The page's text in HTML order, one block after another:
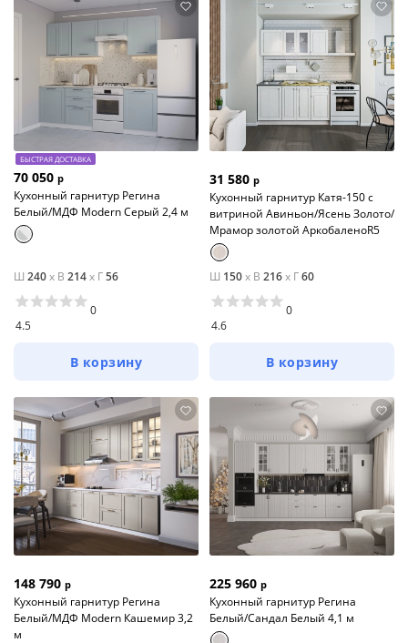
БЫСТРАЯ ДОСТАВКА
70 050 р
Кухонный гарнитур Регина
Белый/МДФ Modern Серый 2,4 м
Ш 240x В 214x Г56
4.5
0
В корзину
31 580 р
Кухонный гарнитур Катя-150 с
витриной Авиньон/Ясень Золото/
Мрамор золотой АркобаленоR5
Ш 150x В 216x Г60
4.6
0
В корзину
148 790 р
Кухонный гарнитур Регина
Белый/МДФ Modern Кашемир 3,2
м
225 960 р
Кухонный гарнитур Регина
Белый/Сандал Белый 4,1 м